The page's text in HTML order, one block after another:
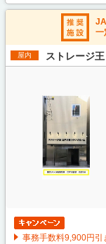
一
屋内 ストレージ
事務手数料9,900円